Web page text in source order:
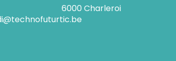
6000 Charleroi